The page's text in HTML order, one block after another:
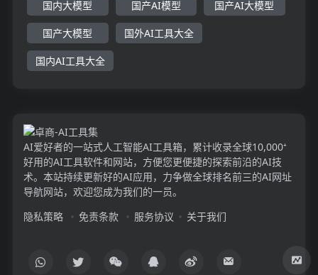
国内大模型 国产AI模型 国产AI大模型
国产大模型 国外AI工具大全
国内AI工具大全
AI爱好者的一站式人工智能AI工具箱，累计收录全球10,000⁺
好用的AI工具软件和网站，方便您更便捷的探索前沿的AI技
术。本站持续更新好的AI应用，力争做全球排名前三的AI网址
导航网站，欢迎您成为我们的一员。
隐私策略
免责条款 服务协议 关于我们